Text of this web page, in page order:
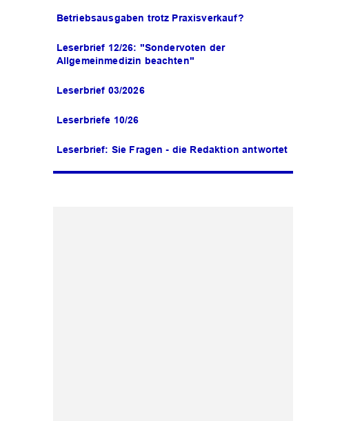
Betriebsausgaben trotz Praxisverkauf?
Leserbrief 12/26: "Sondervoten der
Allgemeinmedizin beachten"
Leserbrief 03/2026
Leserbriefe 10/26
Leserbrief: Sie Fragen - die Redaktion antwortet